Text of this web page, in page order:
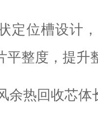
定位槽设计
平整度，提升